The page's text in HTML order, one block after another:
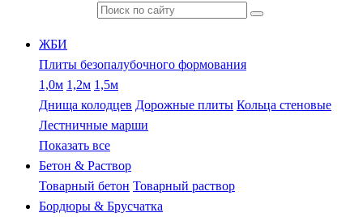
ЖБИ
Плиты безопалубочного формования
1,0м 1,2м 1,5м
Днища колодцев Дорожные плиты Кольца стеновые
Лестничные марши
Показать все
Бетон & Раствор
Товарный бетон Товарный раствор
Бордюры & Брусчатка